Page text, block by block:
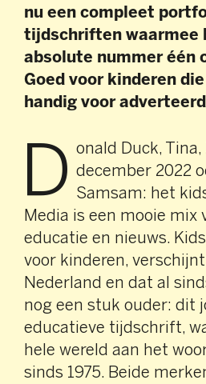
nu een compleet
tijdschriften waarmee
absolute nummer één
Goed voor kinderen
handig voor
D onald Duck,
december 2022
Samsam: het
Media is een mooie
educatie en nieuws.
voor kinderen,
Nederland en dat al
nog een stuk ouder: dit
educatieve tijdschrift,
hele wereld aan het
sinds 1975. Beide